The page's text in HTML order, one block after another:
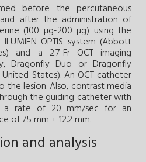
before the percutaneous
after the administration of
(100 µg-200 µg) using the
OPTIS system (Abbott
and a 2.7-Fr OCT imaging
Dragonfly Duo or Dragonfly
States). An OCT catheter
the lesion. Also, contrast media
the guiding catheter with
a rate of 20 mm/sec for an
of 75 mm ± 12.2 mm.
and analysis